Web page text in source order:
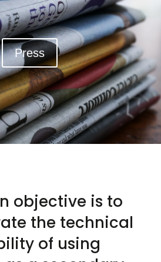
Press
objective is to
the technical
of using